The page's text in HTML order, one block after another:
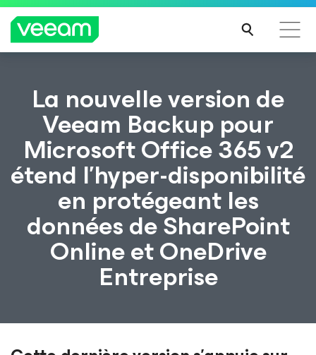
Recommandations de Veeam pour les clients
impactés par la mise à jour de CrowdStrike
LA
SUIT
E
La nouvelle version de
Veeam Backup pour
Microsoft Office 365 v2
étend l’hyper-disponibilité
en protégeant les
données de SharePoint
Online et OneDrive
Entreprise